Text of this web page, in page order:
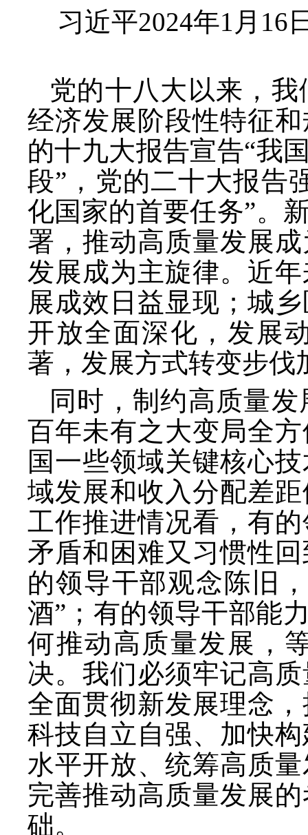
习近平2024年1月16
党的十八大以来，
经济发展阶段性特征
的十九大报告宣告“我
段”，党的二十大报告
化国家的首要任务”。
署，推动高质量发展
发展成为主旋律。近
展成效日益显现；城
开放全面深化，发展
著，发展方式转变步伐
同时，制约高质量
百年未有之大变局全
国一些领域关键核心
域发展和收入分配差
工作推进情况看，有
矛盾和困难又习惯性
的领导干部观念陈旧
酒”；有的领导干部能
何推动高质量发展，
决。我们必须牢记高
全面贯彻新发展理念
科技自立自强、加快
水平开放、统筹高质
完善推动高质量发展
础。